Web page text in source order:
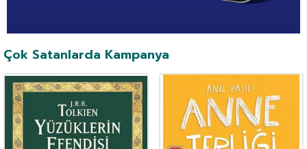
Çok Satanlarda Kampanya